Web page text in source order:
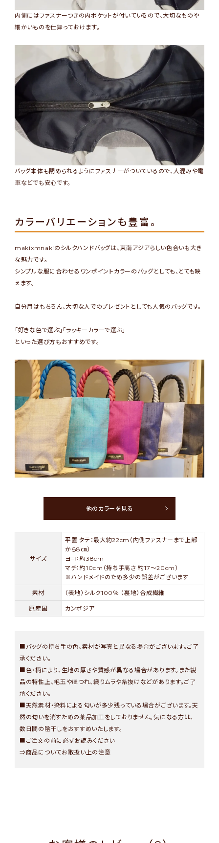
内側にはファスナーつきの内ポケットが付いているので、大切なものや
細かいものを仕舞っておけます。
バッグ本体も閉められるようにファスナーがついているので、人混みや電
車などでも安心です。
カラーバリエーションも豊富。
makixmnakiのシルクハンドバッグは、東南アジアらしい色合いも大き
な魅力です。
シンプルな服に合わせるワンポイントカラーのバッグとしても、とても映
えます。
自分用はもちろん、大切な人でのプレゼントとしても人気のバッグです。
「好きな色で選ぶ」「ラッキーカラーで選ぶ」
といった選び方もおすすめです。
他のカラーを見る
サイズ
平置 タテ：最大約22cm（内側ファスナーまで上部
から8㎝）
ヨコ：約38cm
マチ：約10cm（持ち手高さ 約17～20cm）
※ハンドメイドのため多少の誤差がございます
素材 （表地）シルク100％ （裏地）合成繊維
原産国 カンボジア
■バッグの持ち手の色、素材が写真と異なる場合がございます。ご了
承ください。
■色・柄により、生地の厚さや質感が異なる場合があります。また製
品の特性上、毛玉やほつれ、織りムラや糸抜けなどがあります。ご了
承ください。
■天然素材・染料による匂いが多少残っている場合がございます。天
然の匂いを消すための薬品加工をしておりません。気になる方は、
数日間の陰干しをおすすめいたします。
■ご注文の前に必ずお読みください
⇒商品についてお取扱い上の注意